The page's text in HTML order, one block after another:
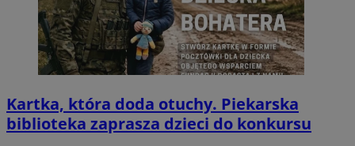
Kartka, która doda otuchy. Piekarska
biblioteka zaprasza dzieci do konkursu